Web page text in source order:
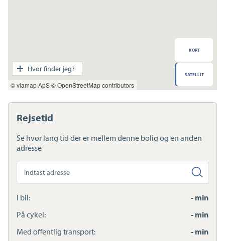
Rejsetid
Se hvor lang tid der er mellem denne bolig og en anden
adresse
Søg
anden
adresse
I bil:
- min
På cykel:
- min
Med offentlig transport:
- min
© viamap ApS© OpenStreetMap contributors
KORT
SATELLIT
Hvor finder jeg?
Transport
Indkøb
Daginstitution
Skole
Sundhed
Ladestandere
Lynladere